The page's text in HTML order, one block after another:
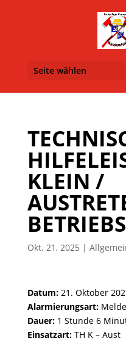
Seite wählen
KLEIN /
Okt. 21, 2025 |
Datum:21. Oktober
Alarmierungsart:
Dauer:1 Stunde 6
Einsatzart:TH K – Aust